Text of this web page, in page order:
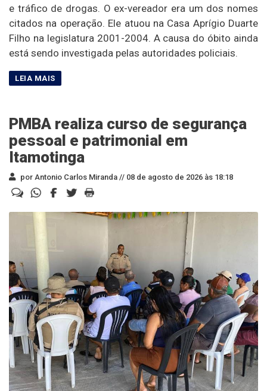
e tráfico de drogas. O ex-vereador era um dos nomes
citados na operação. Ele atuou na Casa Aprígio Duarte
Filho na legislatura 2001-2004. A causa do óbito ainda
está sendo investigada pelas autoridades policiais.
PMBA realiza curso de segurança
pessoal e patrimonial em
Itamotinga
por Antonio Carlos Miranda // 08 de agosto de 2026 às 18:18